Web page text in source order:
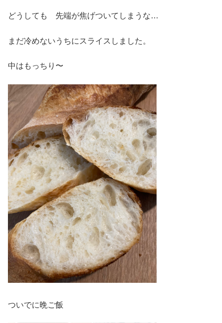
どうしても 先端が焦げついてしまうな…
まだ冷めないうちにスライスしました。
中はもっちり〜
ついでに晩ご飯